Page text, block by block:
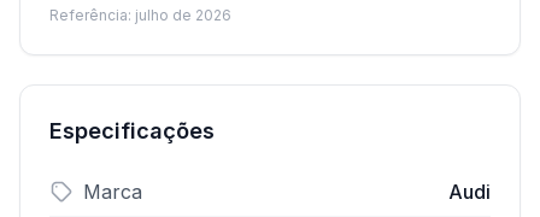
Referência: julho de 2026
Especificações
Marca Audi